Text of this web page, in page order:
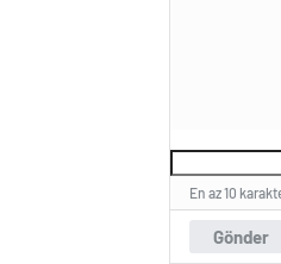
Gönder
En az 10